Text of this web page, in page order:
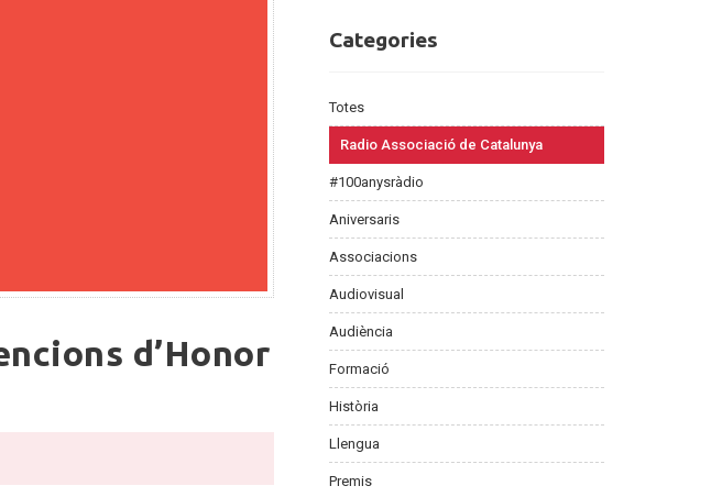
d’Honor
Categories
Categories
Totes
Radio Associació de Catalunya
#100anysràdio
Aniversaris
Associacions
Audiovisual
Audiència
Formació
Història
Llengua
Premis